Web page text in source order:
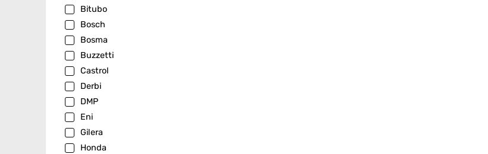
Bitubo
Bosch
Bosma
Buzzetti
Castrol
Derbi
DMP
Eni
Gilera
Honda